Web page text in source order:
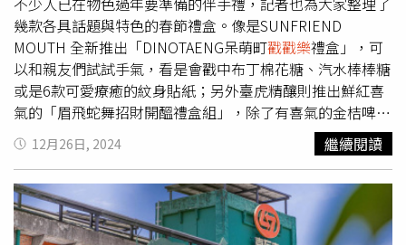
「黑松露月亮」。（圖／瓦城泰統集團提供）另外各品牌也
於1/23至2/3供應新春精選單點菜單，推薦菜色包含瓦城及
非常泰的「主廚BBQ松阪豬」，以嫩中帶脆的厚切松阪豬肉
搭配兩種自製沾醬，滋味讓人難忘；「綠咖哩椰汁雞」則以
鮮嫩雞腿肉加上長豆、九層塔及泰國綠咖哩與椰漿烹調而
成，配飯香濃開胃；還有淋上檸檬汁、蒜蓉、香菜與泰式醬
汁一起清蒸的「檸檬清蒸魚」，呈現酸辣帶勁風味；主打新
台灣料理的時時香亦獻上多道美味，像是以五花肉搭配花
生、豆干、蛋，透過慢火滷燉至濃油赤醬的「阿婆紅燒
肉」；或是將去骨嫩雞腿肉與米血結合的「3.5杯雞」，加
幾款各具話題與特色的春節禮盒。像是SUNFRIEND
MOUTH 全新推出「DINOTAENG呆萌町戳戳樂禮盒」，可
以和親友們試試手氣，看是會戳中布丁棉花糖、汽水棒棒糖
或是6款可愛療癒的紋身貼紙；另外臺虎精釀則推出鮮紅喜
氣的「眉飛蛇舞招財開醞禮盒組」，除了有喜氣的金桔啤
酒，還有一枚巨大閃亮的「蛇年限定金幣錢母」，原來在傳
統文化裡，「靈蛇」象徵了智慧與財富，所以臺虎打算把各
種招財開運的行頭都補好補滿，更要用酒香醞釀出蛇年新氣
象；主打創意口味的「Magi Planet星球工坊」因應春節也
推出2025限定系列爆米花組合，除了經典款「金彩新年禮
12月26日, 2024 繼續閱讀